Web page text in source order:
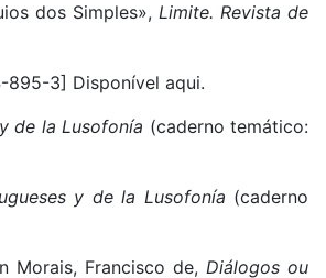
dos Simples»,Limite. Revista de
895-3] Disponível aqui.
de la Lusofonía (caderno temático:
y de la Lusofonía (caderno
Morais, Francisco de, Diálogos ou